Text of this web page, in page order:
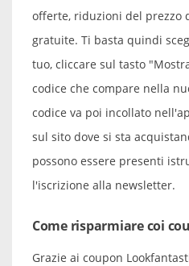
offerte, riduzioni del prezzo
gratuite. Ti basta quindi
tuo, cliccare sul tasto
codice che compare nella
codice va poi incollato
sul sito dove si sta
possono essere presenti
l'iscrizione alla newsletter.
Come risparmiare coi
Grazie ai coupon